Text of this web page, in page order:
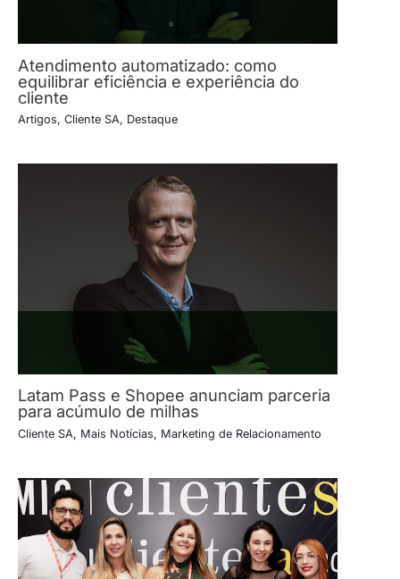
Atendimento automatizado: como
equilibrar eficiência e experiência do
cliente
Artigos, Cliente SA, Destaque
Latam Pass e Shopee anunciam parceria
para acúmulo de milhas
Cliente SA, Mais Notícias, Marketing de Relacionamento